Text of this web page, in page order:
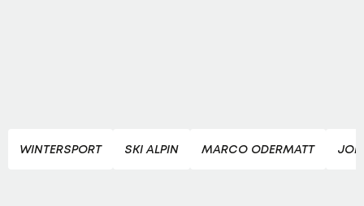
WINTERSPORT SKI ALPIN MARCO ODERMATT